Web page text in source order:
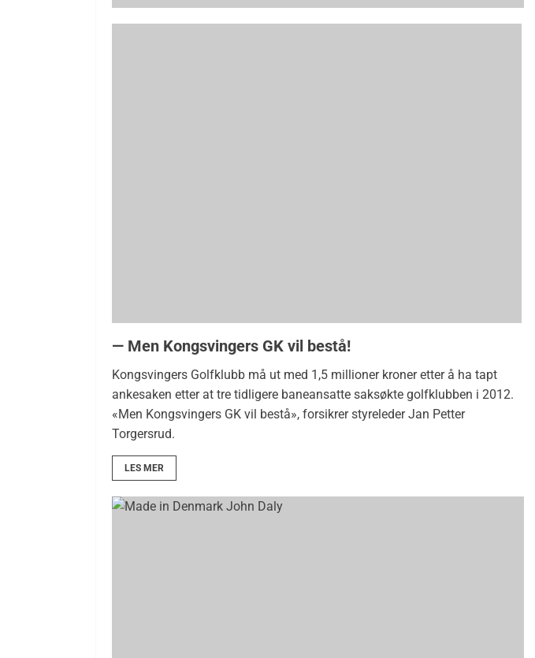
— Men Kongsvingers GK vil bestå!
Kongsvingers Golfklubb må ut med 1,5 millioner kroner etter å ha tapt
ankesaken etter at tre tidligere baneansatte saksøkte golfklubben i 2012.
«Men Kongsvingers GK vil bestå», forsikrer styreleder Jan Petter
Torgersrud.
LES MER